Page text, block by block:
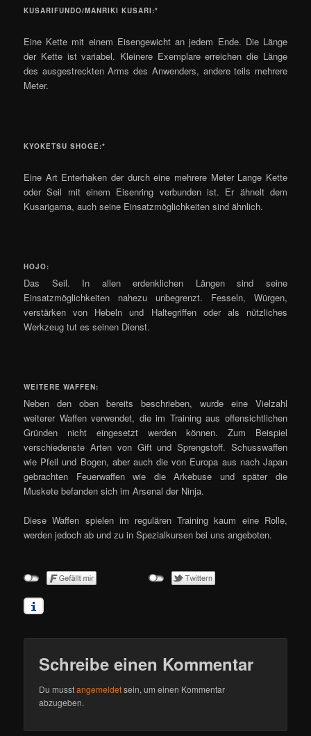
KUSARIFUNDO/MANRIKI KUSARI:*
Eine Kette mit einem Eisengewicht an jedem Ende. Die Länge
der Kette ist variabel. Kleinere Exemplare erreichen die Länge
des ausgestreckten Arms des Anwenders, andere teils mehrere
Meter.
KYOKETSU SHOGE:*
Eine Art Enterhaken der durch eine mehrere Meter Lange Kette
oder Seil mit einem Eisenring verbunden ist. Er ähnelt dem
Kusarigama, auch seine Einsatzmöglichkeiten sind ähnlich.
HOJO:
Das Seil. In allen erdenklichen Längen sind seine
Einsatzmöglichkeiten nahezu unbegrenzt. Fesseln, Würgen,
verstärken von Hebeln und Haltegriffen oder als nützliches
Werkzeug tut es seinen Dienst.
WEITERE WAFFEN:
Neben den oben bereits beschrieben, wurde eine Vielzahl
weiterer Waffen verwendet, die im Training aus offensichtlichen
Gründen nicht eingesetzt werden können. Zum Beispiel
verschiedenste Arten von Gift und Sprengstoff. Schusswaffen
wie Pfeil und Bogen, aber auch die von Europa aus nach Japan
gebrachten Feuerwaffen wie die Arkebuse und später die
Muskete befanden sich im Arsenal der Ninja.
Diese Waffen spielen im regulären Training kaum eine Rolle,
werden jedoch ab und zu in Spezialkursen bei uns angeboten.
Schreibe einen Kommentar
Du musstangemeldetsein, um einen Kommentar
abzugeben.